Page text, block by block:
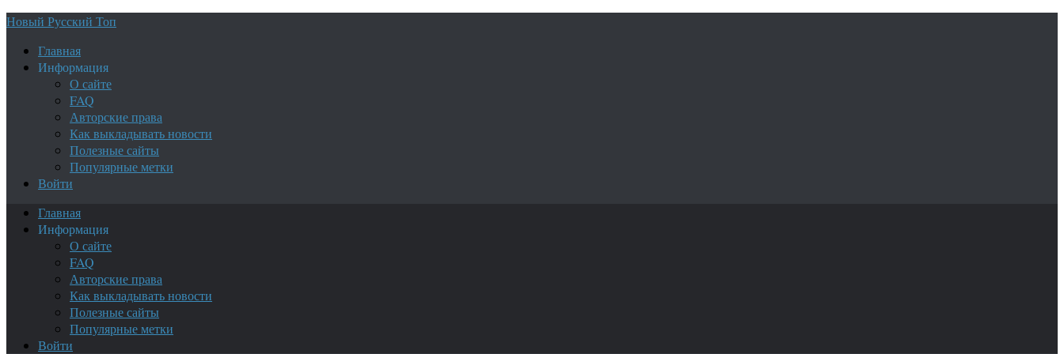
Новый Русский Топ
Главная
Информация
О сайте
FAQ
Авторские права
Как выкладывать новости
Полезные сайты
Популярные метки
Войти
Главная
Информация
О сайте
FAQ
Авторские права
Как выкладывать новости
Полезные сайты
Популярные метки
Войти